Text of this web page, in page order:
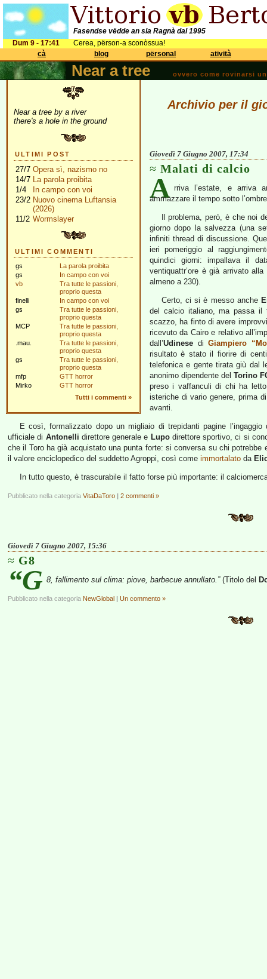
Fasendse vëdde an sla Ragnà dal 1995
Dum 9 - 17:41
Cerea, përson-a sconòssua!
cà
blog përsonal atività
Near a tree ovvero come rovinarsi
Near a tree by a river
there's a hole in the ground
ULTIMI POST
27/7 Opera sì, nazismo no
14/7 La parola proibita
1/4
In campo con voi
23/2 Nuovo cinema Luftansia
(2026)
11/2 Wormslayer
ULTIMI COMMENTI
gs
La parola proibita
gs
In campo con voi
vb
Tra tutte le passioni,
proprio questa
finelli
In campo con voi
gs
Tra tutte le passioni,
proprio questa
MCP
Tra tutte le passioni,
proprio questa
.mau.
Tra tutte le passioni,
proprio questa
gs
Tra tutte le passioni,
proprio questa
mfp
GTT horror
Mirko
GTT horror
Tutti i commenti »
Archivio per il
Giovedì 7 Giugno 2007, 17:34
Malati di calcio
A rriva l’estate, e arriva
ammazzare il tempo sotto
Il problema, però, è che noi
giorno dopo la salvezza (una
infiniti thread di discussione.
ieri pomeriggio al
quindici giorni: impallava il
ventiquattr’ore è già arrivato
almeno a 230).
Certo, ci si è messo anche
del calcio italiano, ma passa il
scazzo, ha finto di avere
ricevuto da Cairo e relativo
dall’Udinese diGiampiero
risultato è stato il fiorire di
telefonica e gente tirata giù dal
anonimo dipendente del Torino
preso i vaffanculi di chi ha
isteriche di vario genere, prima
avanti.
E così, formalizzato dopo un migliaio di trepidanti pagine
ufficiale di Antonelli direttore generale e Lupodirettore sportivo, ci si
che il Toro ha già acquistato una punta forte: si conversa su chi potrebbe
il valore enciclopedico del suddetto Agroppi, così come immortalato da
In tutto questo, è trascurabile il fatto forse più importante: il
Pubblicato nella categoria VitaDaToro | 2 commenti »
Giovedì 7 Giugno 2007, 15:36
G8
“G 8, fallimento sul clima: piove, barbecue annullato.”(Titolo del
Pubblicato nella categoria NewGlobal | Un commento »